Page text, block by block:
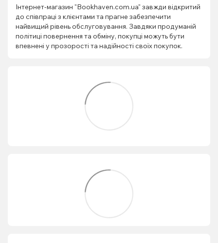
Інтернет-магазин "Bookhaven.com.ua" завжди відкритий
до співпраці з клієнтами та прагне забезпечити
найвищий рівень обслуговування. Завдяки продуманій
політиці повернення та обміну, покупці можуть бути
впевнені у прозорості та надійності своїх покупок.